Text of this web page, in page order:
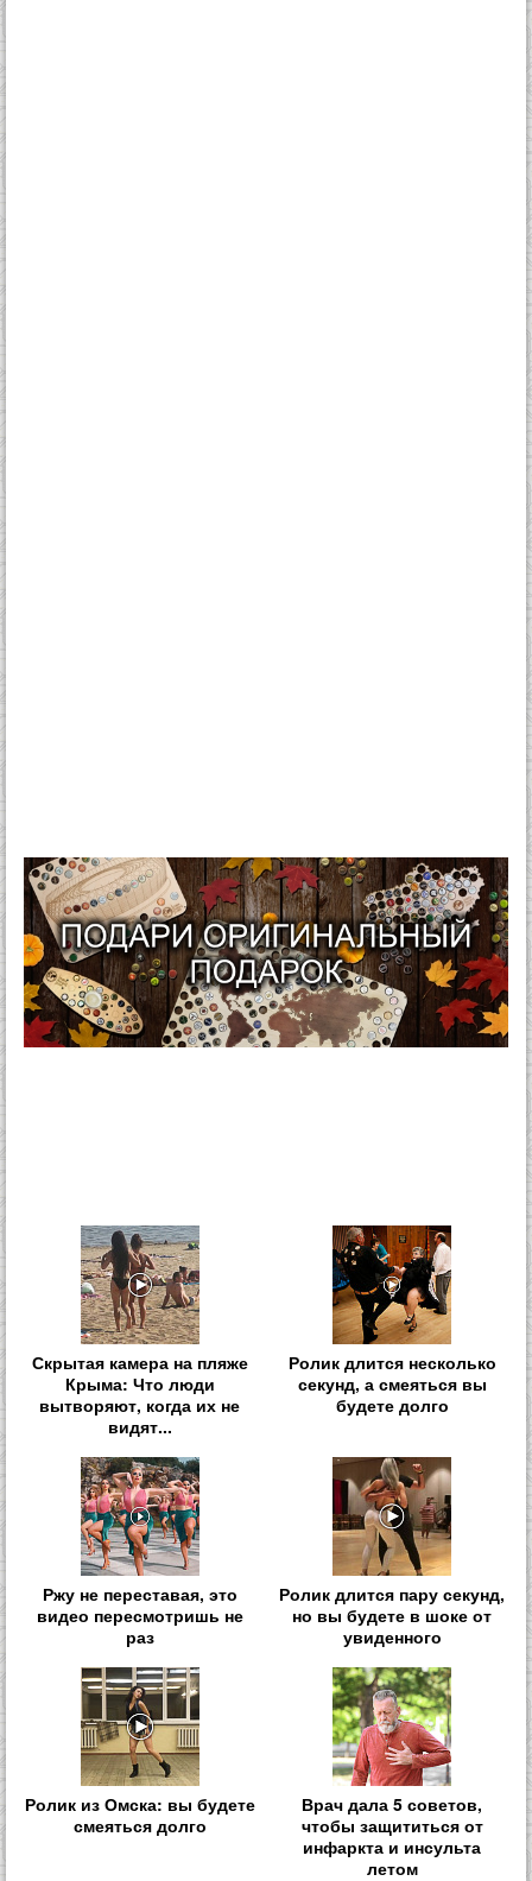
Скрытая камера на пляже
Крыма: Что люди
вытворяют, когда их не
видят...
Ролик длится несколько
секунд, а смеяться вы
будете долго
Ржу не переставая, это
видео пересмотришь не
раз
Ролик длится пару секунд,
но вы будете в шоке от
увиденного
Ролик из Омска: вы будете
смеяться долго
Врач дала 5 советов,
чтобы защититься от
инфаркта и инсульта
летом